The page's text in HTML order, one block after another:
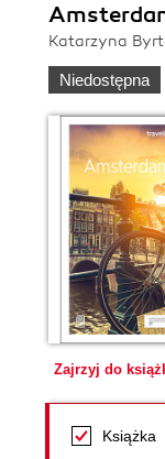
Katarzyna
Niedostępna
Zajrzyj do
Książka